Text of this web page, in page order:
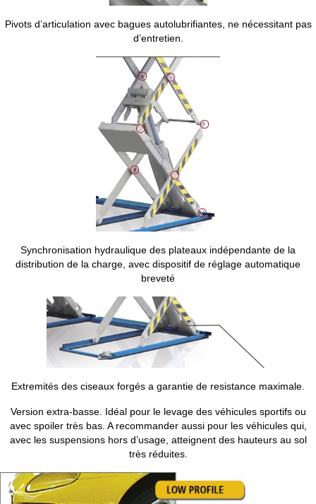
Pivots d’articulation avec bagues autolubrifiantes, ne nécessitant pas
d’entretien.
Synchronisation hydraulique des plateaux indépendante de la
distribution de la charge, avec dispositif de réglage automatique
breveté
Extremités des ciseaux forgés a garantie de resistance maximale.
Version extra-basse. Idéal pour le levage des véhicules sportifs ou
avec spoiler très bas. A recommander aussi pour les véhicules qui,
avec les suspensions hors d’usage, atteignent des hauteurs au sol
très réduites.